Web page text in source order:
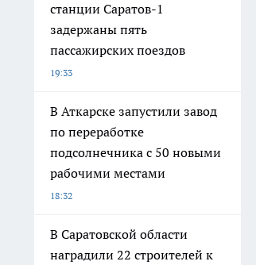
станции Саратов-1
задержаны пять
пассажирских поездов
19:33
В Аткарске запустили завод
по переработке
подсолнечника с 50 новыми
рабочими местами
18:32
В Саратовской области
наградили 22 строителей к